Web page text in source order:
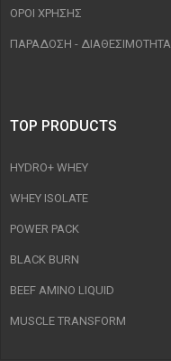
ΟΡΟΙ ΧΡΉΣΗΣ
ΠΑΡΑΔΟΣΗ - ΔΙΑΘΕΣΙΜΌΤΗΤΑ
TOP PRODUCTS
HYDRO+ WHEY
WHEY ISOLATE
POWER PACK
BLACK BURN
BEEF AMINO LIQUID
MUSCLE TRANSFORM